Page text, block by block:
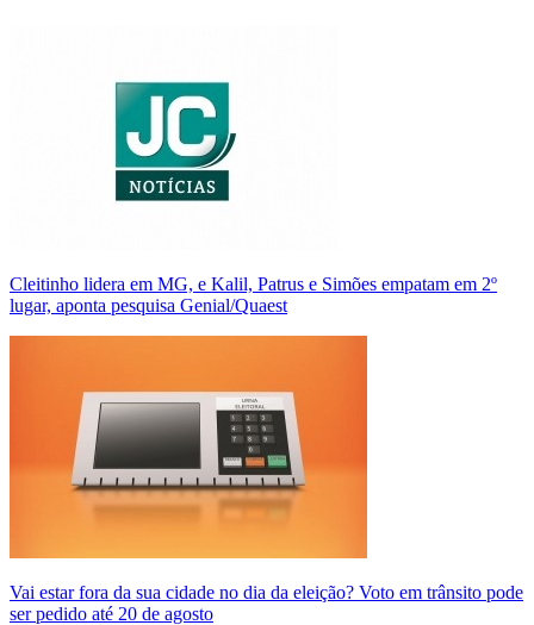
Cleitinho lidera em MG, e Kalil, Patrus e Simões empatam em 2º
lugar, aponta pesquisa Genial/Quaest
Vai estar fora da sua cidade no dia da eleição? Voto em trânsito pode
ser pedido até 20 de agosto